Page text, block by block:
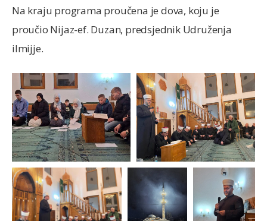
Na kraju programa proučena je dova, koju je
proučio Nijaz-ef. Duzan, predsjednik Udruženja
ilmijje.